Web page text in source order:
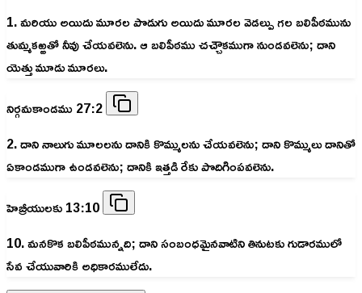
1. మరియు అయిదు మూరల పొడుగు అయిదు మూరల వెడల్పు గల బలిపీఠమును
తుమ్మకఱ్ఱతో నీవు చేయవలెను. ఆ బలిపీఠము చచ్చౌకముగా నుండవలెను; దాని
యెత్తు మూడు మూరలు.
నిర్గమకాండము 27:2
2. దాని నాలుగు మూలలను దానికి కొమ్ములను చేయవలెను; దాని కొమ్ములు దానితో
ఏకాండముగా ఉండవలెను; దానికి ఇత్తడి రేకు పొదిగింపవలెను.
హెబ్రీయులకు 13:10
10. మనకొక బలిపీఠమున్నది; దాని సంబంధమైనవాటిని తినుటకు గుడారములో
సేవ చేయువారికి అధికారములేదు.